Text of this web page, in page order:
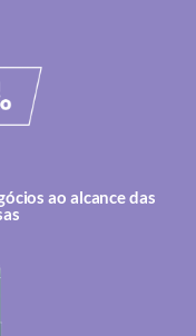
ao alcance das